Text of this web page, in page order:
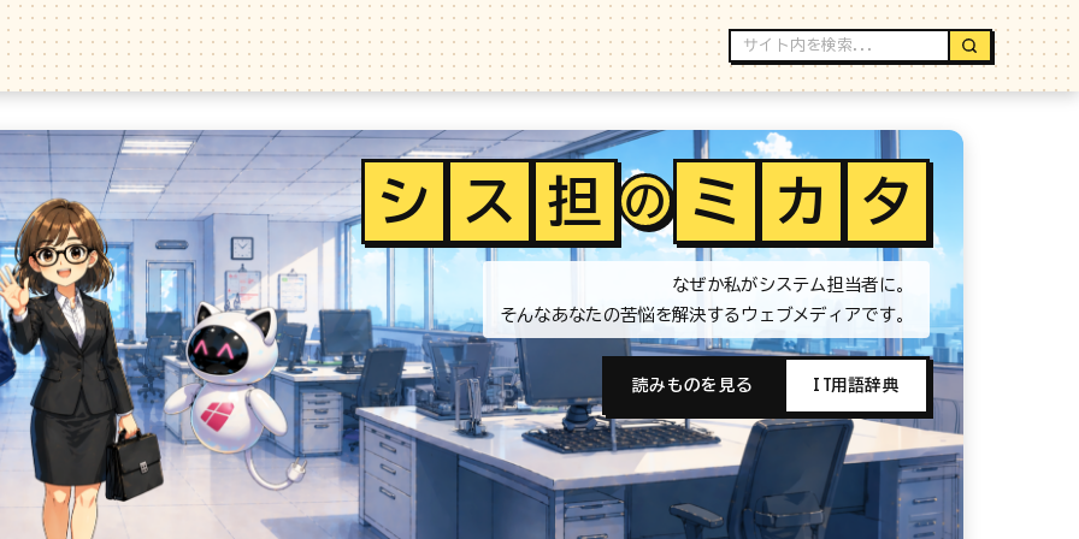
シ ス 担 の ミ カ タ
なぜか私がシステム担当者に。
そんなあなたの苦悩を解決するウェブメディアです。
読みものを見る IT用語辞典